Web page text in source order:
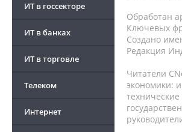
ИТ в госсекторе
ИТ в банках
ИТ в торговле
Телеком
Интернет
Обработан
Ключевых
Создано
Редакция
Читатели
экономики: